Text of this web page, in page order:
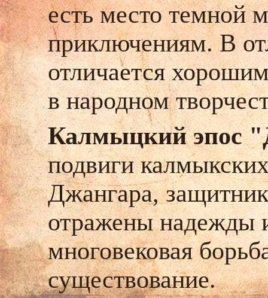
есть место темной
приключениям. В
отличается
в народном
Калмыцкий эпос
подвиги
Джангара,
отражены надежды
многовековая
существование.